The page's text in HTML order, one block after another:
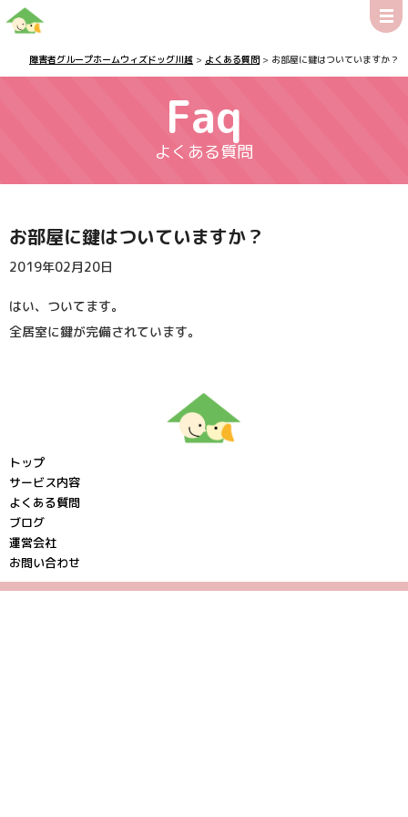
障害者グループホームウィズドッグ川越 > よくある質問 > お部屋に鍵はついていますか？
Faq
よくある質問
お部屋に鍵はついていますか？
2019年02月20日
はい、ついてます。
全居室に鍵が完備されています。
トップ
サービス内容
よくある質問
ブログ
運営会社
お問い合わせ